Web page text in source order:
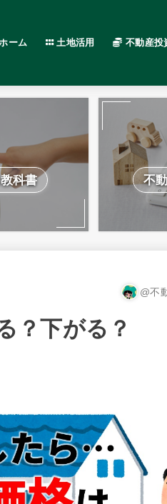
ーム 土地活用 不動産投
科書 不
@不
？下がる？